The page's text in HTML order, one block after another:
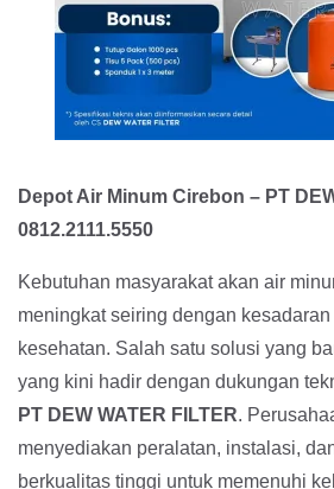
Depot Air Minum Cirebon – PT
0812.2111.5550
Kebutuhan masyarakat akan air
meningkat seiring dengan
kesehatan. Salah satu solusi yang
yang kini hadir dengan dukungan
PT DEW WATER FILTER.
menyediakan peralatan, instalasi,
berkualitas tinggi untuk memenuhi